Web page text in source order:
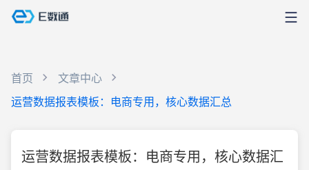
首页
文章中心
运营数据报表模板：电商专用，核心数据汇总
运营数据报表模板：电商专用，核心数据汇